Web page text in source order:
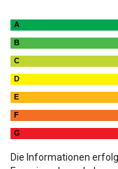
A
B
C
D
E
F
G
Die Informationen